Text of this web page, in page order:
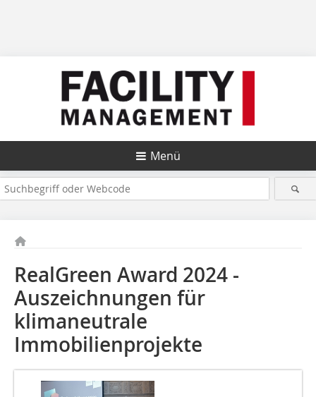
Menü
RealGreen Award 2024 -
Auszeichnungen für
klimaneutrale
Immobilienprojekte